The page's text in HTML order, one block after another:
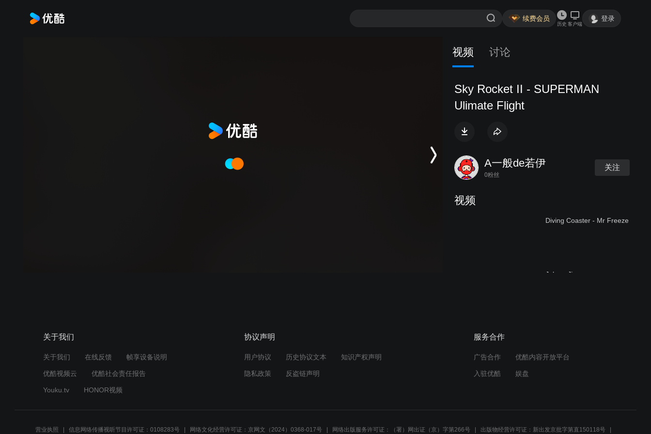
续费会员
历史 客户端
登录
视频 讨论
Sky Rocket II - SUPERMAN
Ulimate Flight
A一般de若伊
0粉丝
关注
视频
Diving Coaster - Mr Freeze
Jokers Jinx
关于我们
关于我们 在线反馈 帧享设备说明
优酷视频云 优酷社会责任报告
Youku.tv HONOR视频
协议声明
用户协议 历史协议文本 知识产权声明
隐私政策 反盗链声明
服务合作
广告合作 优酷内容开放平台
入驻优酷 娱盘
营业执照 信息网络传播视听节目许可证：0108283号 网络文化经营许可证：京网文（2024）0368-017号 网络出版服务许可证：（署）网出证（京）字第266号 出版物经营许可证：新出发京批字第直150118号